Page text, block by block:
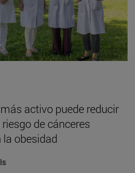
activo puede reducir
de cánceres
obesidad